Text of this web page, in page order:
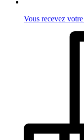
Vous recevez